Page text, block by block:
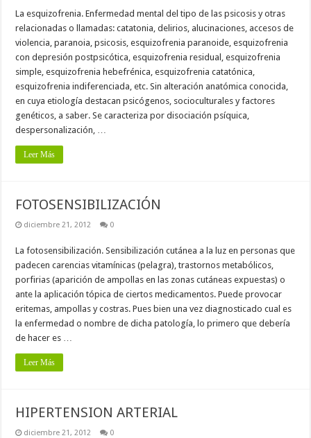
La esquizofrenia. Enfermedad mental del tipo de las psicosis y otras
relacionadas o llamadas: catatonia, delirios, alucinaciones, accesos de
violencia, paranoia, psicosis, esquizofrenia paranoide, esquizofrenia
con depresión postpsicótica, esquizofrenia residual, esquizofrenia
simple, esquizofrenia hebefrénica, esquizofrenia catatónica,
esquizofrenia indiferenciada, etc. Sin alteración anatómica conocida,
en cuya etiología destacan psicógenos, socioculturales y factores
genéticos, a saber. Se caracteriza por disociación psíquica,
despersonalización, …
Leer Más
FOTOSENSIBILIZACIÓN
diciembre 21, 2012 0
La fotosensibilización. Sensibilización cutánea a la luz en personas que
padecen carencias vitamínicas (pelagra), trastornos metabólicos,
porfirias (aparición de ampollas en las zonas cutáneas expuestas) o
ante la aplicación tópica de ciertos medicamentos. Puede provocar
eritemas, ampollas y costras. Pues bien una vez diagnosticado cual es
la enfermedad o nombre de dicha patología, lo primero que debería
de hacer es …
Leer Más
HIPERTENSION ARTERIAL
diciembre 21, 2012 0